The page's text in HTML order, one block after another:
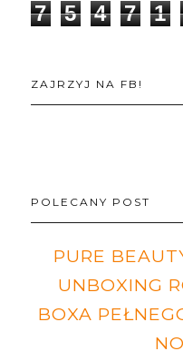
7 5 4 7 1
ZAJRZYJ NA FB!
POLECANY POST
PURE
UNBOXING
BOXA